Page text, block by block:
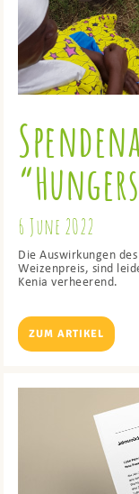
6 June 2022
Die Auswirkungen
Weizenpreis, sind
Kenia verheerend.
ZUM ARTIKEL